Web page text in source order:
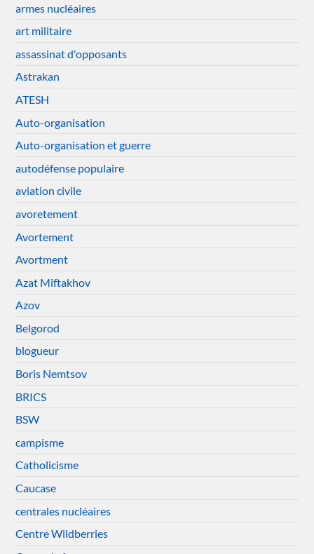
armes nucléaires
art militaire
assassinat d'opposants
Astrakan
ATESH
Auto-organisation
Auto-organisation et guerre
autodéfense populaire
aviation civile
avoretement
Avortement
Avortment
Azat Miftakhov
Azov
Belgorod
blogueur
Boris Nemtsov
BRICS
BSW
campisme
Catholicisme
Caucase
centrales nucléaires
Centre Wildberries